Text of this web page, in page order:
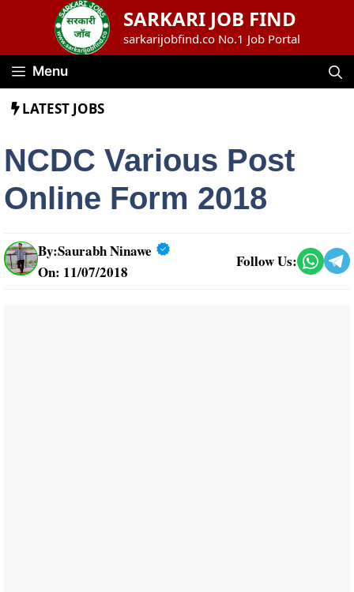
SARKARI JOB FIND
sarkarijobfind.co No.1 Job Portal
Menu
LATEST JOBS
NCDC Various Post
Online Form 2018
By:Saurabh Ninawe
On: 11/07/2018
Follow Us: